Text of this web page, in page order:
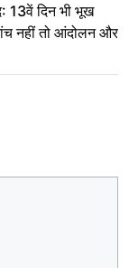
13वें दिन भी भूख
नहीं तो आंदोलन और